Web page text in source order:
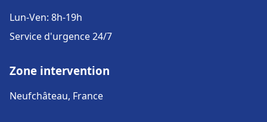
Lun-Ven: 8h-19h
Service d'urgence 24/7
Zone intervention
Neufchâteau, France